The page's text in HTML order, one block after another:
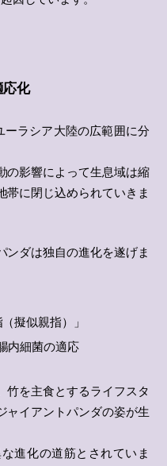
化
ーラシア大陸の広範囲に分
の影響によって生息域は縮
帯に閉じ込められていきま
ンダは独自の進化を遂げま
擬似親指）」
内細菌の適応
竹を主食とするライフスタ
ャイアントパンダの姿が生
進化の道筋とされていま